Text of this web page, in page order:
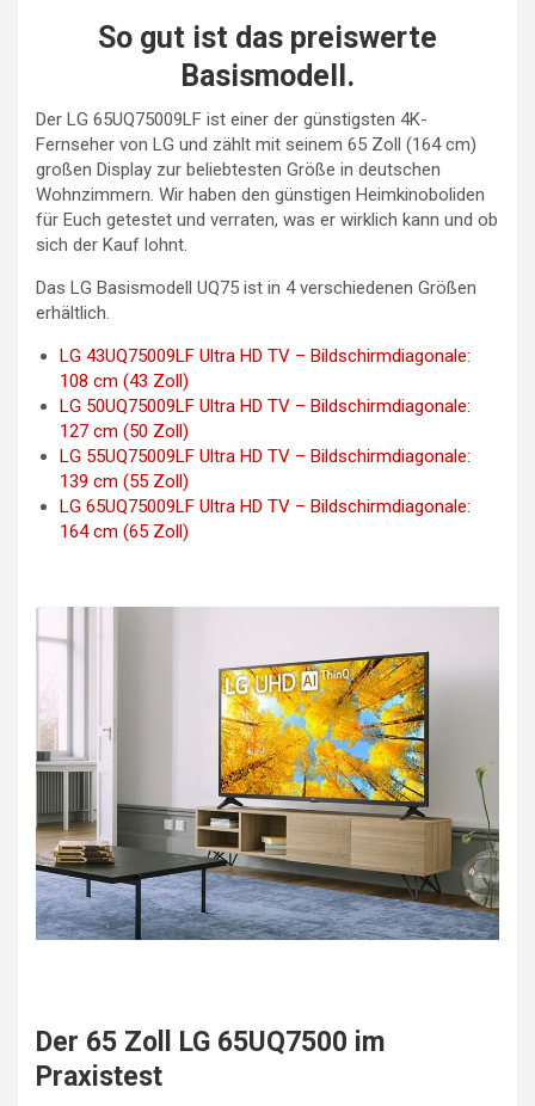
So gut ist das preiswerte
Basismodell.
Der LG 65UQ75009LF ist einer der günstigsten 4K-
Fernseher von LG und zählt mit seinem 65 Zoll (164 cm)
großen Display zur beliebtesten Größe in deutschen
Wohnzimmern. Wir haben den günstigen Heimkinoboliden
für Euch getestet und verraten, was er wirklich kann und ob
sich der Kauf lohnt.
Das LG Basismodell UQ75 ist in 4 verschiedenen Größen
erhältlich.
LG 43UQ75009LF Ultra HD TV – Bildschirmdiagonale:
108 cm (43 Zoll)
LG 50UQ75009LF Ultra HD TV – Bildschirmdiagonale:
127 cm (50 Zoll)
LG 55UQ75009LF Ultra HD TV – Bildschirmdiagonale:
139 cm (55 Zoll)
LG 65UQ75009LF Ultra HD TV – Bildschirmdiagonale:
164 cm (65 Zoll)
Der 65 Zoll LG 65UQ7500 im
Praxistest